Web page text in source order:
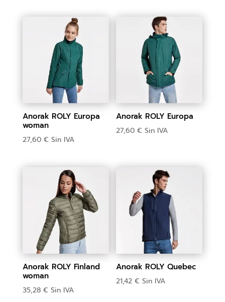
Anorak ROLY Europa
woman
27,60 € Sin IVA
Anorak ROLY Europa
27,60€ Sin IVA
Anorak ROLY Finland
woman
35,28 € Sin IVA
Anorak ROLY Quebec
21,42€ Sin IVA